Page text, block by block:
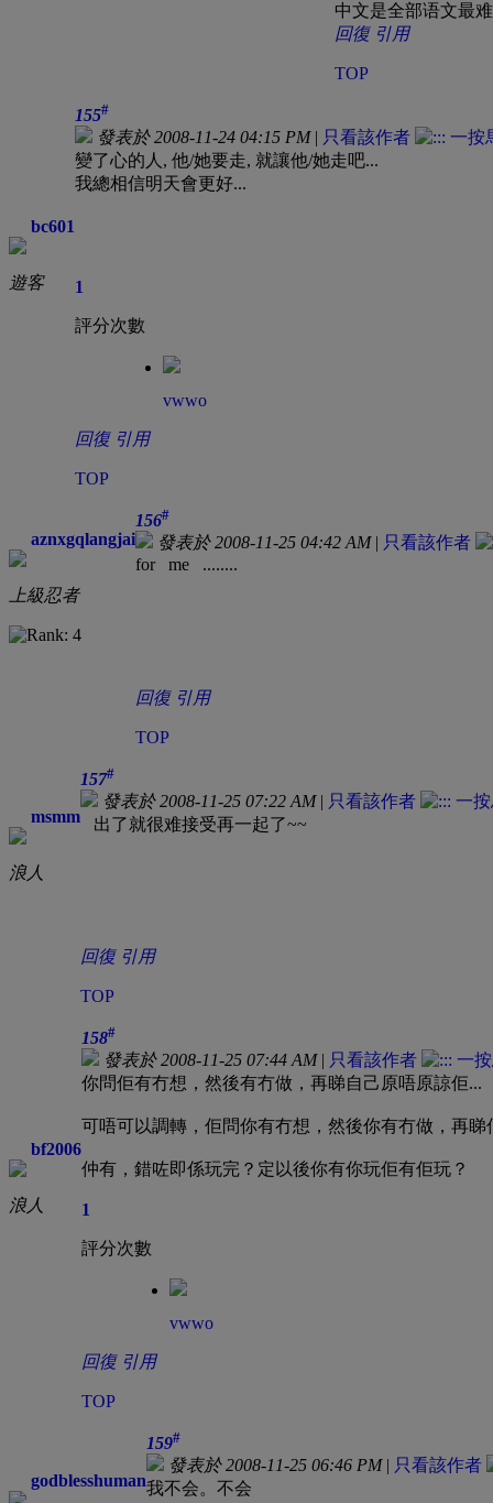
中文是全部语文最
回復 引用
TOP
bc601
遊客
155#
發表於 2008-11-24 04:15 PM| 只看該作者
變了心的人, 他/她要走, 就讓他/她走吧...
我總相信明天會更好...
1
評分次數
vwwo
回復 引用
TOP
aznxgqlangjai
上級忍者
156#
發表於 2008-11-25 04:42 AM| 只看該作者
for me ........
回復 引用
TOP
msmm
浪人
157#
發表於 2008-11-25 07:22 AM| 只看該作者
出了就很难接受再一起了~~
回復 引用
TOP
bf2006
浪人
158#
發表於 2008-11-25 07:44 AM| 只看該作者
你問佢有冇想，然後有冇做，再睇自己原唔原諒佢...
可唔可以調轉，佢問你有冇想，然後你有冇做，再睇
仲有，錯咗即係玩完？定以後你有你玩佢有佢玩？
1
評分次數
vwwo
回復 引用
TOP
godblesshuman
159#
發表於 2008-11-25 06:46 PM| 只看該作者
我不会。不会